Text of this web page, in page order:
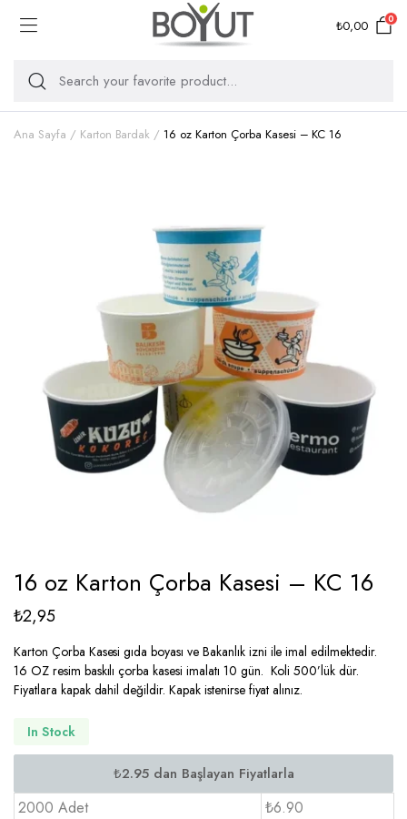
₺0,00 0
Ana Sayfa Karton Bardak 16 oz Karton Çorba Kasesi – KC 16
16 oz Karton Çorba Kasesi – KC 16
₺2,95
Karton Çorba Kasesi gıda boyası ve Bakanlık izni ile imal edilmektedir.
16 OZ resim baskılı çorba kasesi imalatı 10 gün. Koli 500’lük dür.
Fiyatlara kapak dahil değildir. Kapak istenirse fiyat alınız.
In Stock
2000 Adet
₺6.90